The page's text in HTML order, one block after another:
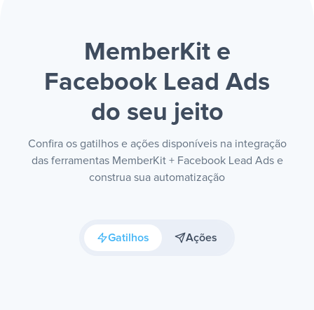
MemberKit e
Facebook Lead Ads
do seu jeito
Confira os gatilhos e ações disponíveis na integração
das ferramentas MemberKit + Facebook Lead Ads e
construa sua automatização
Gatilhos Ações